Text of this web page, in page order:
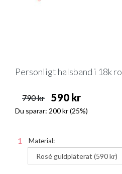
Personligt halsband i 18k
790 kr 590 kr
Du sparar: 200 kr(25%)
Material: